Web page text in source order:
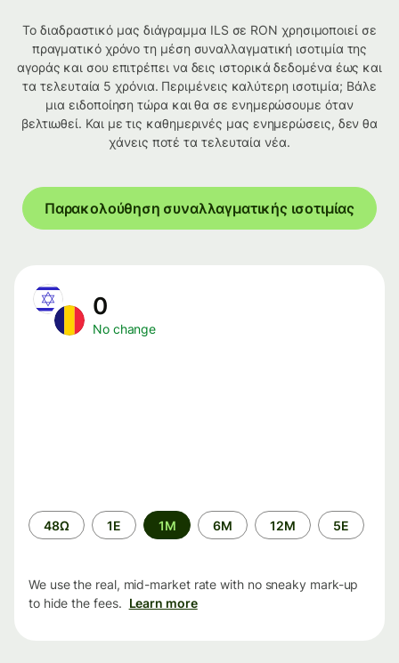
Το διαδραστικό μας διάγραμμα ILS σε RON χρησιμοποιεί σε
πραγματικό χρόνο τη μέση συναλλαγματική ισοτιμία της
αγοράς και σου επιτρέπει να δεις ιστορικά δεδομένα έως και
τα τελευταία 5 χρόνια. Περιμένεις καλύτερη ισοτιμία; Βάλε
μια ειδοποίηση τώρα και θα σε ενημερώσουμε όταν
βελτιωθεί. Και με τις καθημερινές μας ενημερώσεις, δεν θα
χάνεις ποτέ τα τελευταία νέα.
Παρακολούθηση συναλλαγματικής ισοτιμίας
0
No change
Time
period
48Ω 1Ε 1M 6M 12M 5Ε
We use the real, mid-market rate with no sneaky mark-up
to hide the fees. Learn more